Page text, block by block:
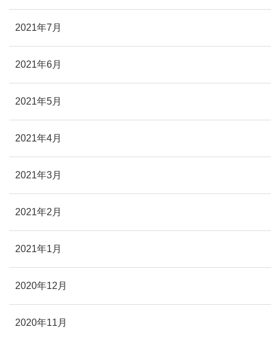
2021年7月
2021年6月
2021年5月
2021年4月
2021年3月
2021年2月
2021年1月
2020年12月
2020年11月